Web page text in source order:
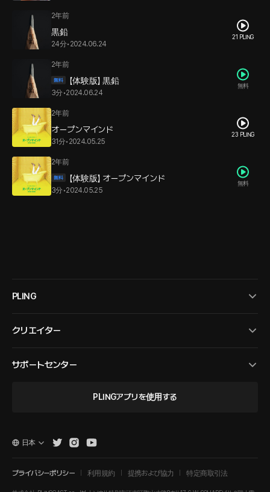
2年前
黒鉛
24分• 2024.06.24
21 PLING
2年前
【体験版】 黒鉛
3分•2024.06.24
無料
2年前
オープンマインド
31分• 2024.05.25
23 PLING
2年前
【体験版】 オープンマインド
3分•2024.05.25
無料
PLING
クリエイター
サポートセンター
PLINGアプリを使用する
プライバシーポリシー 利用規約 提携および協力 特定商取引法
日本